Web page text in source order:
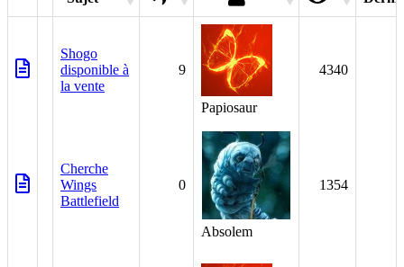
Shogo
disponible à
la vente
9
Papiosaur
4340
Cherche
Wings
Battlefield
0
Absolem
1354